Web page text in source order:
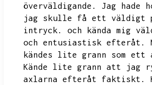
överväldigande.
Jag hade
jag skulle få ett väldigt
intryck.
och kända mig
och entusiastisk efteråt.
kändes lite grann som ett
Kände lite grann att jag
axlarna efteråt faktiskt.